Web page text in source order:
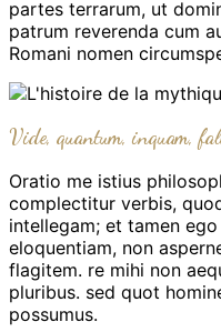
partes terrarum, ut
patrum reverenda cum
Romani nomen
Vide, quantum, inquam,
Oratio me istius
complectitur verbis,
intellegam; et tamen
eloquentiam, non
flagitem. re mihi non
pluribus. sed quot
possumus.